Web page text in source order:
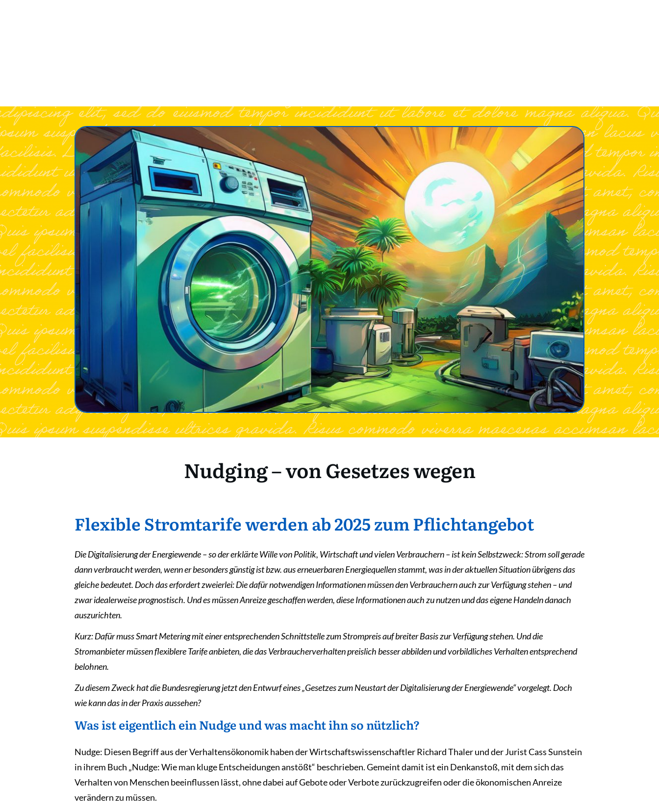
Nudging – von Gesetzes wegen
Flexible Stromtarife werden ab 2025 zum Pflichtangebot
Die Digitalisierung der Energiewende – so der erklärte Wille von Politik, Wirtschaft und vielen Verbrauchern – ist kein Selbstzweck: Strom soll gerade
dann verbraucht werden, wenn er besonders günstig ist bzw. aus erneuerbaren Energiequellen stammt, was in der aktuellen Situation übrigens das
gleiche bedeutet. Doch das erfordert zweierlei: Die dafür notwendigen Informationen müssen den Verbrauchern auch zur Verfügung stehen – und
zwar idealerweise prognostisch. Und es müssen Anreize geschaffen werden, diese Informationen auch zu nutzen und das eigene Handeln danach
auszurichten.
Kurz: Dafür muss Smart Metering mit einer entsprechenden Schnittstelle zum Strompreis auf breiter Basis zur Verfügung stehen. Und die
Stromanbieter müssen flexiblere Tarife anbieten, die das Verbraucherverhalten preislich besser abbilden und vorbildliches Verhalten entsprechend
belohnen.
Zu diesem Zweck hat die Bundesregierung jetzt den Entwurf eines „Gesetzes zum Neustart der Digitalisierung der Energiewende“ vorgelegt. Doch
wie kann das in der Praxis aussehen?
Was ist eigentlich ein Nudge und was macht ihn so nützlich?
Nudge: Diesen Begriff aus der Verhaltensökonomik haben der Wirtschaftswissenschaftler Richard Thaler und der Jurist Cass Sunstein
in ihrem Buch „Nudge: Wie man kluge Entscheidungen anstößt“ beschrieben. Gemeint damit ist ein Denkanstoß, mit dem sich das
Verhalten von Menschen beeinflussen lässt, ohne dabei auf Gebote oder Verbote zurückzugreifen oder die ökonomischen Anreize
verändern zu müssen.